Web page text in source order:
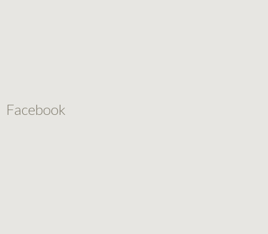
Facebook